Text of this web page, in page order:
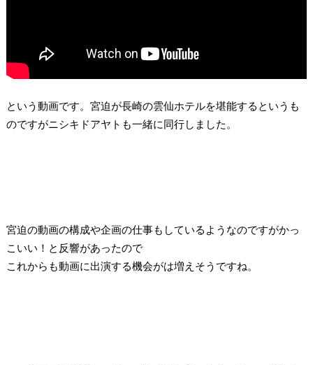
という動画です。宮迫が長崎の雲仙ホテルを堪能するというも
のですがニシキドアヤトも一緒に同行しました。
宮迫の動画の構成や企画の仕事もしているようなのですがかっ
こいい！と反響があったので
これからも動画に出演する機会がは増えそうですね。